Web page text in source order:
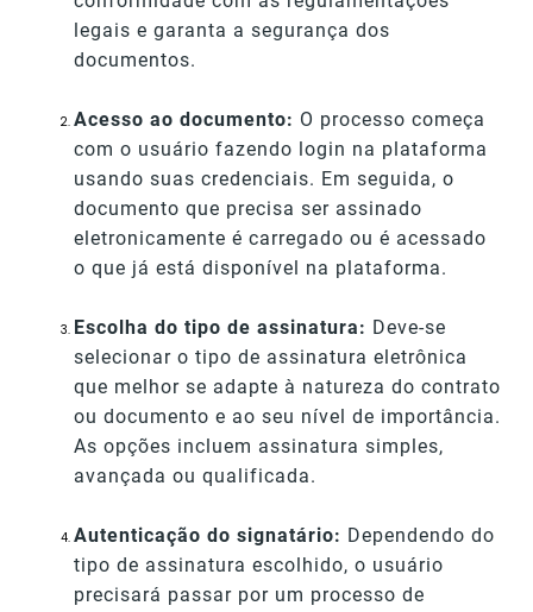
legais e garanta a segurança dos
documentos.
Acesso ao documento: O processo começa
com o usuário fazendo login na plataforma
usando suas credenciais. Em seguida, o
documento que precisa ser assinado
eletronicamente é carregado ou é acessado
o que já está disponível na plataforma.
Escolha do tipo de assinatura: Deve-se
selecionar o tipo de assinatura eletrônica
que melhor se adapte à natureza do contrato
ou documento e ao seu nível de importância.
As opções incluem assinatura simples,
avançada ou qualificada.
Autenticação do signatário: Dependendo do
tipo de assinatura escolhido, o usuário
precisará passar por um processo de